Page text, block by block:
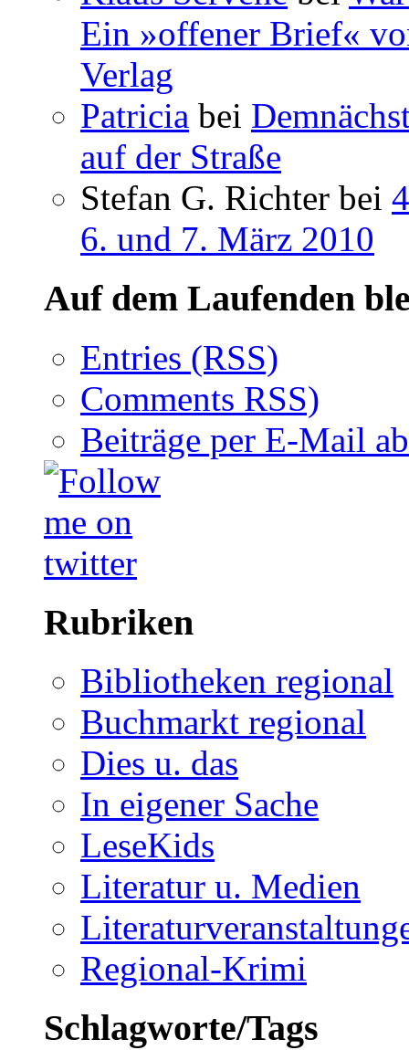
Ein »offener Brief«
Verlag
Patricia bei
auf der Straße
Stefan G. Richter bei
6. und 7. März 2010
Auf dem Laufenden
Entries (RSS)
Comments RSS)
Beiträge per E-Mail
Rubriken
Bibliotheken regional
Buchmarkt regional
Dies u. das
In eigener Sache
LeseKids
Literatur u. Medien
Regional-Krimi
Schlagworte/Tags